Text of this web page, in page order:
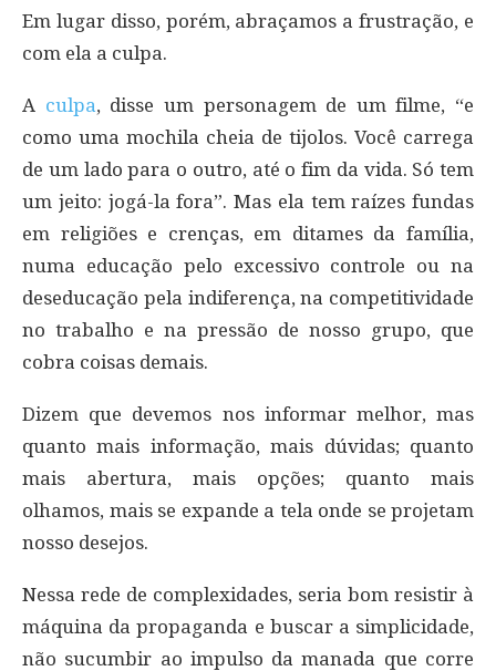
Em lugar disso, porém, abraçamos a frustração, e
com ela a culpa.
A culpa, disse um personagem de um filme, “e
como uma mochila cheia de tijolos. Você carrega
de um lado para o outro, até o fim da vida. Só tem
um jeito: jogá-la fora”. Mas ela tem raízes fundas
em religiões e crenças, em ditames da família,
numa educação pelo excessivo controle ou na
deseducação pela indiferença, na competitividade
no trabalho e na pressão de nosso grupo, que
cobra coisas demais.
Dizem que devemos nos informar melhor, mas
quanto mais informação, mais dúvidas; quanto
mais abertura, mais opções; quanto mais
olhamos, mais se expande a tela onde se projetam
nosso desejos.
Nessa rede de complexidades, seria bom resistir à
máquina da propaganda e buscar a simplicidade,
não sucumbir ao impulso da manada que corre